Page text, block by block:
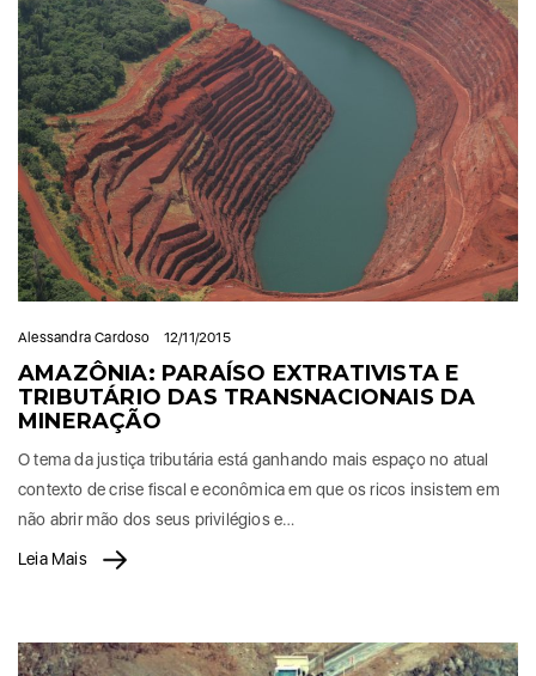
Alessandra Cardoso 12/11/2015
AMAZÔNIA: PARAÍSO EXTRATIVISTA E
TRIBUTÁRIO DAS TRANSNACIONAIS DA
MINERAÇÃO
O tema da justiça tributária está ganhando mais espaço no atual
contexto de crise fiscal e econômica em que os ricos insistem em
não abrir mão dos seus privilégios e…
Leia Mais